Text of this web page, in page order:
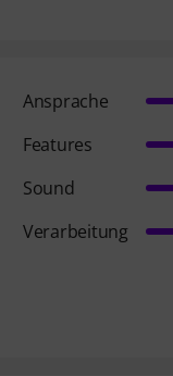
Ansprache
Features
Sound
Verarbeitung